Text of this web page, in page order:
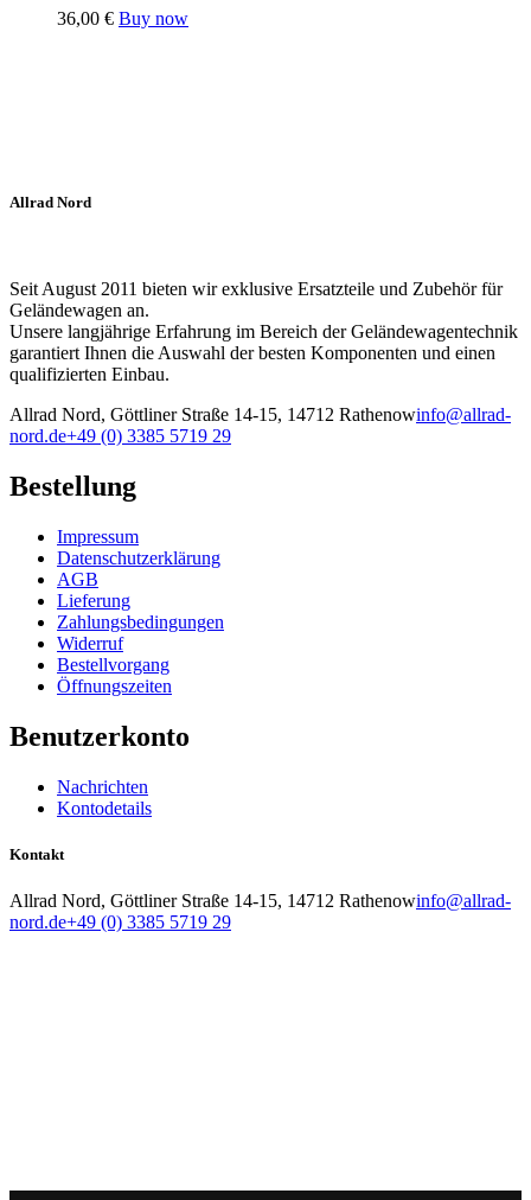
36,00 € Buy now
Allrad Nord
Seit August 2011 bieten wir exklusive Ersatzteile und Zubehör für
Geländewagen an.
Unsere langjährige Erfahrung im Bereich der Geländewagentechnik
garantiert Ihnen die Auswahl der besten Komponenten und einen
qualifizierten Einbau.
Allrad Nord, Göttliner Straße 14-15, 14712 Rathenowinfo@allrad-
nord.de+49 (0) 3385 5719 29
Bestellung
Impressum
Datenschutzerklärung
AGB
Lieferung
Zahlungsbedingungen
Widerruf
Bestellvorgang
Öffnungszeiten
Benutzerkonto
Nachrichten
Kontodetails
Kontakt
Allrad Nord, Göttliner Straße 14-15, 14712 Rathenowinfo@allrad-
nord.de+49 (0) 3385 5719 29